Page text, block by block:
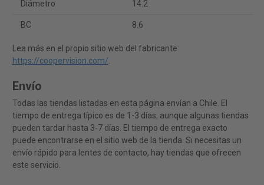
Diámetro 14.2
BC 8.6
Lea más en el propio sitio web del fabricante:
https://coopervision.com/.
Envío
Todas las tiendas listadas en esta página envían a Chile. El
tiempo de entrega típico es de 1-3 días, aunque algunas tiendas
pueden tardar hasta 3-7 días. El tiempo de entrega exacto
puede encontrarse en el sitio web de la tienda. Si necesitas un
envío rápido para lentes de contacto, hay tiendas que ofrecen
este servicio.